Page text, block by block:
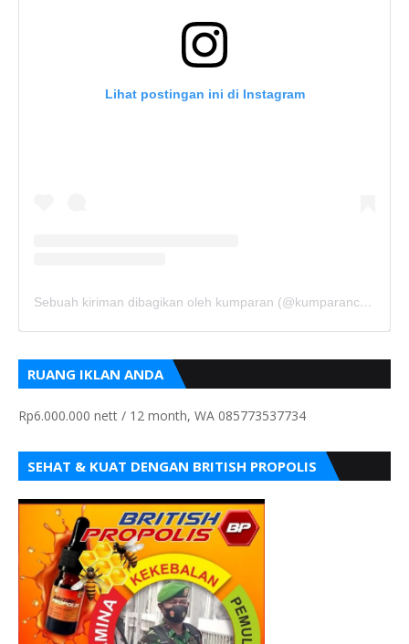
Lihat postingan ini di Instagram
Sebuah kiriman dibagikan oleh kumparan (@kumparancom)
RUANG IKLAN ANDA
Rp6.000.000 nett / 12 month, WA 085773537734
SEHAT & KUAT DENGAN BRITISH PROPOLIS